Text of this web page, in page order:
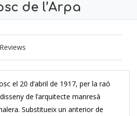
de l’Arpa
Reviews
el 20 d’abril de 1917, per la raó
de l’arquitecte manresà
Substitueix un anterior de